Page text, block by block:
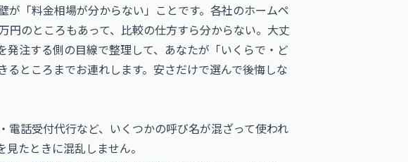
「料金相場が分からない」ことです。各社のホームペ
円のところもあって、比較の仕方すら分からない。大丈
注する側の目線で整理して、あなたが「いくらで・ど
ところまでお連れします。安さだけで選んで後悔しな
話受付代行など、いくつかの呼び名が混ざって使われ
たときに混乱しません。